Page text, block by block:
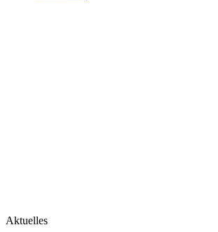
Aktuelles